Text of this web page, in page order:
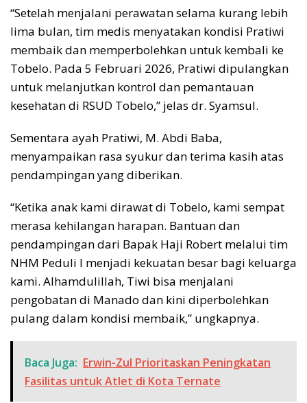
“Setelah menjalani perawatan selama kurang lebih
lima bulan, tim medis menyatakan kondisi Pratiwi
membaik dan memperbolehkan untuk kembali ke
Tobelo. Pada 5 Februari 2026, Pratiwi dipulangkan
untuk melanjutkan kontrol dan pemantauan
kesehatan di RSUD Tobelo,” jelas dr. Syamsul.
Sementara ayah Pratiwi, M. Abdi Baba,
menyampaikan rasa syukur dan terima kasih atas
pendampingan yang diberikan.
“Ketika anak kami dirawat di Tobelo, kami sempat
merasa kehilangan harapan. Bantuan dan
pendampingan dari Bapak Haji Robert melalui tim
NHM Peduli l menjadi kekuatan besar bagi keluarga
kami. Alhamdulillah, Tiwi bisa menjalani
pengobatan di Manado dan kini diperbolehkan
pulang dalam kondisi membaik,” ungkapnya.
Baca Juga: Erwin-Zul Prioritaskan Peningkatan
Fasilitas untuk Atlet di Kota Ternate